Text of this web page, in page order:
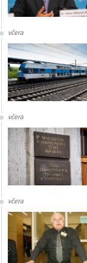
včera
včera
včera